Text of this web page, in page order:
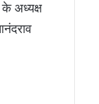
अध्यक्ष